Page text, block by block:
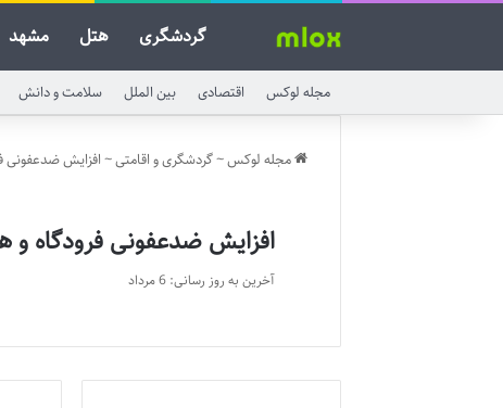
گردشگری هتل مشهد
مجله لوکس اقتصادی بین الملل سلامت و دانش
مجله لوکس~گردشگری و اقامتی~ افزایش ضدعفونی
افزایش ضدعفونی فرودگاه و
آخرین به روز رسانی: 6 مرداد